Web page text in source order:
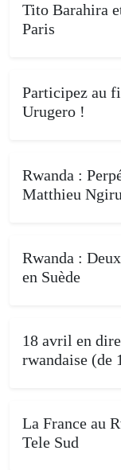
Tito Barahira
Paris
Participez au
Urugero !
Rwanda :
Matthieu
Rwanda :
en Suède
18 avril en
rwandaise (de
La France au
Tele Sud